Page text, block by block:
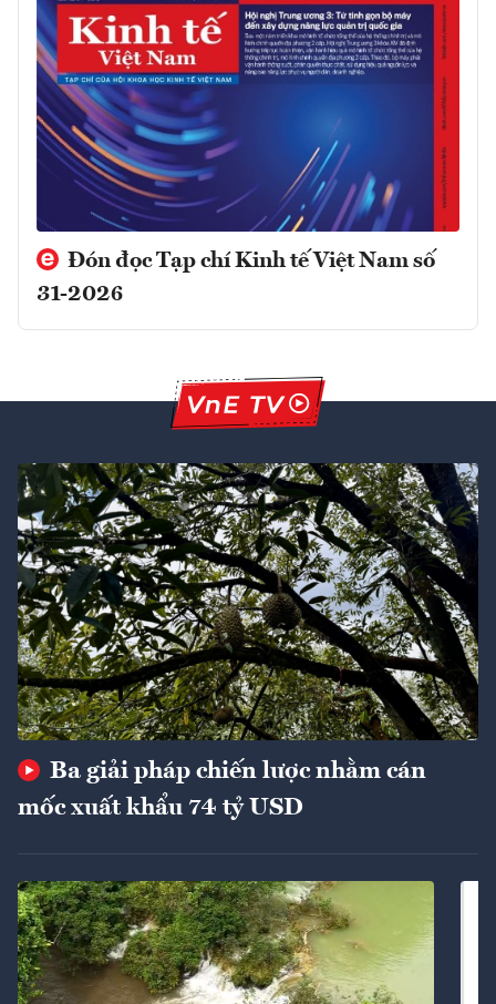
Đón đọc Tạp chí Kinh tế Việt Nam số
31-2026
Ba giải pháp chiến lược nhằm cán
mốc xuất khẩu 74 tỷ USD